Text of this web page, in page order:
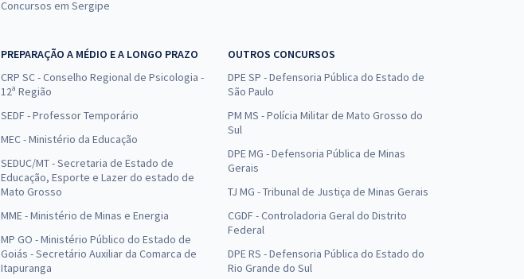
Concursos em Sergipe
PREPARAÇÃO A MÉDIO E A LONGO PRAZO
CRP SC - Conselho Regional de Psicologia -
12ª Região
SEDF - Professor Temporário
MEC - Ministério da Educação
SEDUC/MT - Secretaria de Estado de
Educação, Esporte e Lazer do estado de
Mato Grosso
MME - Ministério de Minas e Energia
MP GO - Ministério Público do Estado de
Goiás - Secretário Auxiliar da Comarca de
Itapuranga
OUTROS CONCURSOS
DPE SP - Defensoria Pública do Estado de
São Paulo
PM MS - Polícia Militar de Mato Grosso do
Sul
DPE MG - Defensoria Pública de Minas
Gerais
TJ MG - Tribunal de Justiça de Minas Gerais
CGDF - Controladoria Geral do Distrito
Federal
DPE RS - Defensoria Pública do Estado do
Rio Grande do Sul